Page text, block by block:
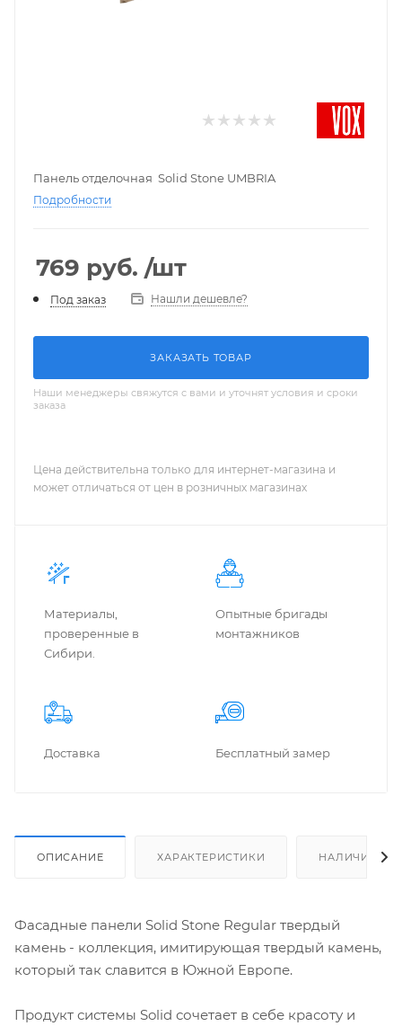
Панель отделочная Solid Stone UMBRIA
Подробности
769 руб. /шт
Под заказ Нашли дешевле?
ЗАКАЗАТЬ ТОВАР
Наши менеджеры свяжутся с вами и уточнят условия и сроки
заказа
Цена действительна только для интернет-магазина и
может отличаться от цен в розничных магазинах
Материалы,
проверенные в
Сибири.
Опытные бригады
монтажников
Доставка Бес­плат­ный замер
ОПИСАНИЕ ХАРАКТЕРИСТИКИ НАЛИЧИЕ
Фасадные панели Solid Stone Regular твердый
камень - коллекция, имитирующая твердый камень,
который так славится в Южной Европе.
Продукт системы Solid сочетает в себе красоту и